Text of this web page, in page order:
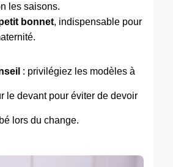
les saisons.
bonnet, indispensable pour
: privilégiez les modèles à
le devant pour éviter de devoir
lors du change.